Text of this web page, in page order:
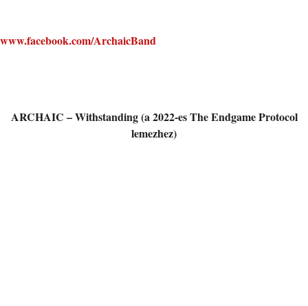
www.facebook.com/ArchaicBand
ARCHAIC – Withstanding (a 2022-es The Endgame Protocol
lemezhez)